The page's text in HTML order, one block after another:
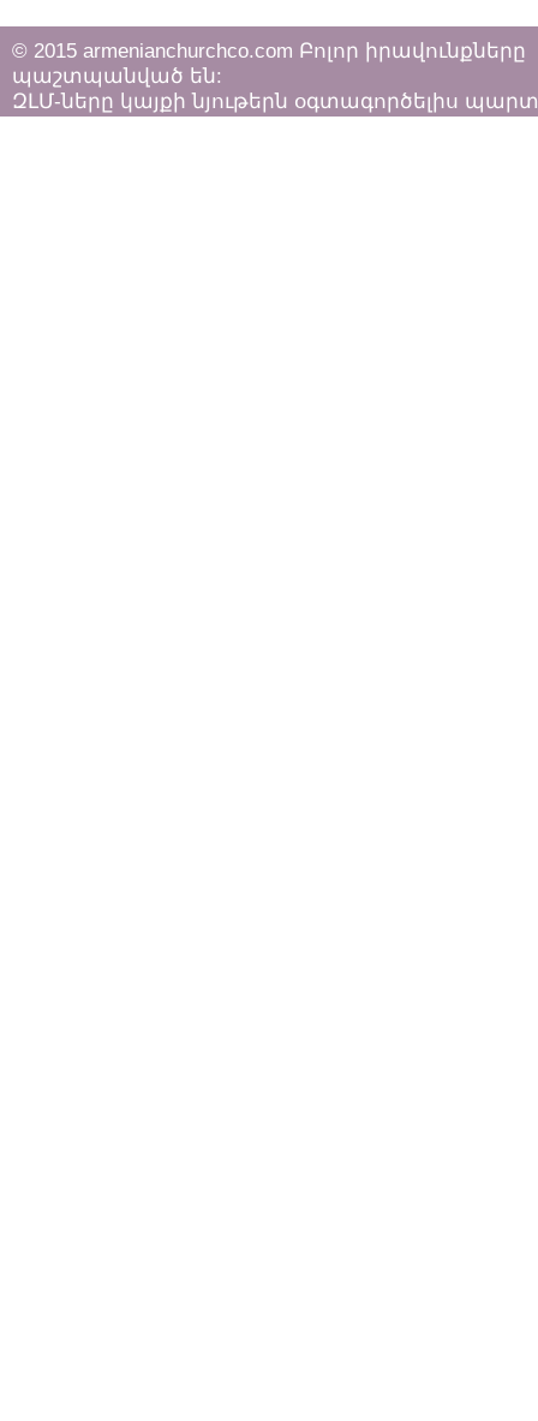
© 2015 armenianchurchco.com Բոլոր իրավունքները
պաշտպանված են:
ԶԼՄ-ները կայքի նյութերն օգտագործելիս